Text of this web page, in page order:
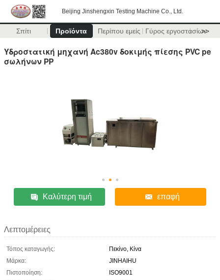
Beijing Jinshengxin Testing Machine Co., Ltd.
Σπίτι Προϊόντα Περίπου εμείς Γύρος εργοστασίων
>>
Υδροστατική μηχανή Ac380v δοκιμής πίεσης PVC pe
σωλήνων PP
Καλύτερη τιμή επαφή
Λεπτομέρειες
Τόπος καταγωγής:
Πεκίνο, Κίνα
Μάρκα:
JINHAIHU
Πιστοποίηση:
ISO9001